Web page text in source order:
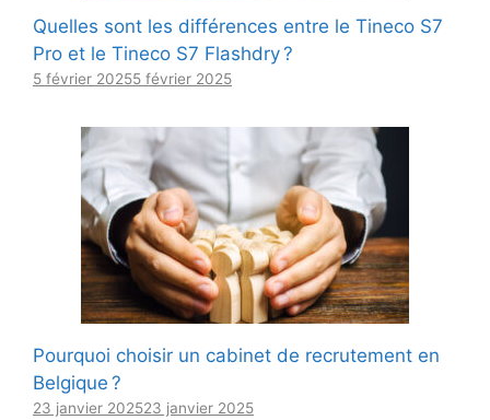
Quelles sont les différences entre le Tineco S7
Pro et le Tineco S7 Flashdry ?
5 février 20255 février 2025
Pourquoi choisir un cabinet de recrutement en
Belgique ?
23 janvier 202523 janvier 2025